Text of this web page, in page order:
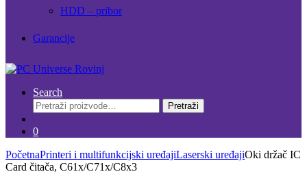
HDD – pribor
Garancije
Search
Pretraži:
Pretraži
0
PočetnaPrinteri i multifunkcijski uređajiLaserski uređajiOki držač IC
Card čitača, C61x/C71x/C8x3